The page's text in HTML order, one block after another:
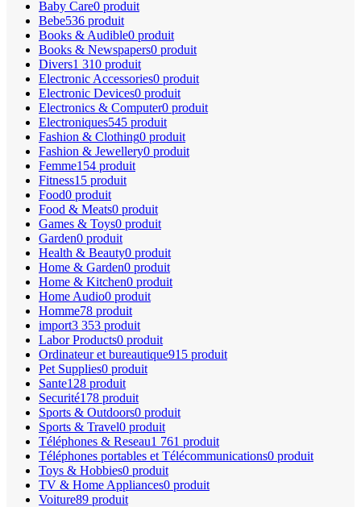
Baby Care0 produit
Bebe536 produit
Books & Audible0 produit
Books & Newspapers0 produit
Divers1 310 produit
Electronic Accessories0 produit
Electronic Devices0 produit
Electronics & Computer0 produit
Electroniques545 produit
Fashion & Clothing0 produit
Fashion & Jewellery0 produit
Femme154 produit
Fitness15 produit
Food0 produit
Food & Meats0 produit
Games & Toys0 produit
Garden0 produit
Health & Beauty0 produit
Home & Garden0 produit
Home & Kitchen0 produit
Home Audio0 produit
Homme78 produit
import3 353 produit
Labor Products0 produit
Ordinateur et bureautique915 produit
Pet Supplies0 produit
Sante128 produit
Securité178 produit
Sports & Outdoors0 produit
Sports & Travel0 produit
Téléphones & Reseau1 761 produit
Téléphones portables et Télécommunications0 produit
Toys & Hobbies0 produit
TV & Home Appliances0 produit
Voiture89 produit